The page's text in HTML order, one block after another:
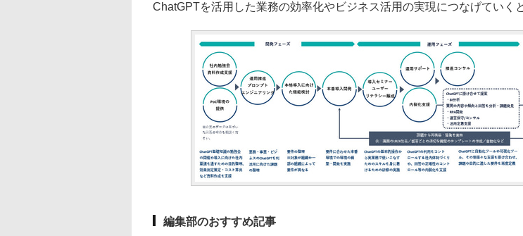
ChatGPTを活用した業務の効率化やビジネス活用の実現につなげていく
編集部のおすすめ記事